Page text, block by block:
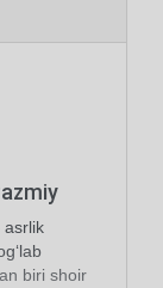
asrlik
biri shoir